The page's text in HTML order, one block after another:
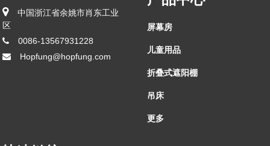
中国浙江省余姚市肖东工业
区
0086-13567931228
Hopfung@hopfung.com
屏幕房
儿童用品
折叠式遮阳棚
吊床
更多